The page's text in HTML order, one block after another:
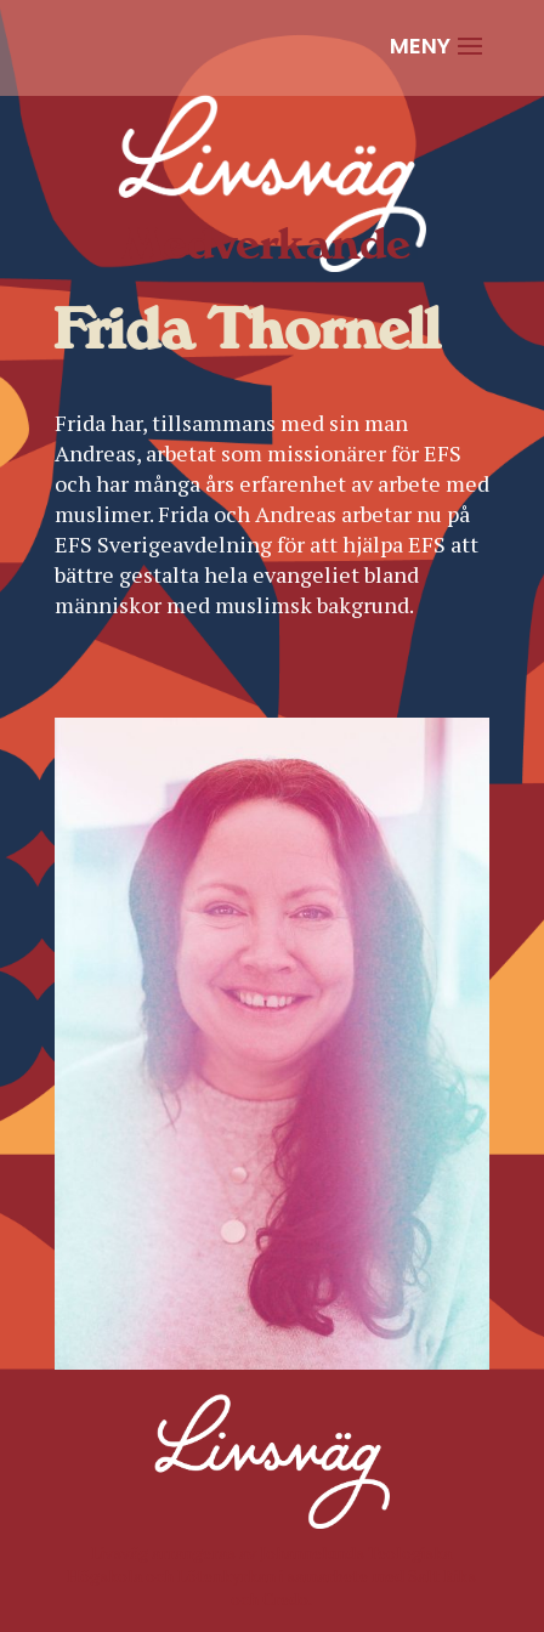
Medverkande|
Frida Thornell
Frida har, tillsammans med sin man
Andreas, arbetat som missionärer för EFS
och har många års erfarenhet av arbete med
muslimer. Frida och Andreas arbetar nu på
EFS Sverigeavdelning för att hjälpa EFS att
bättre gestalta hela evangeliet bland
människor med muslimsk bakgrund.